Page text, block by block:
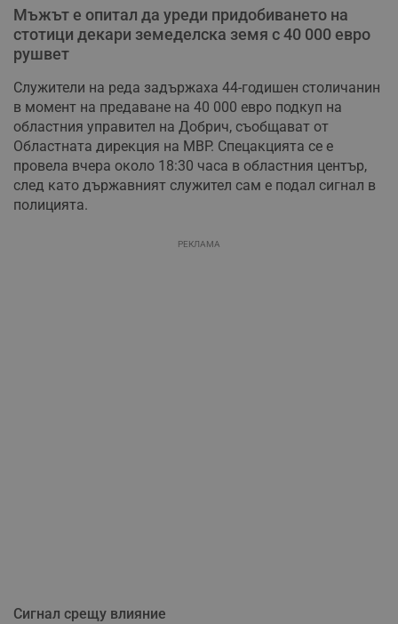
Мъжът е опитал да уреди придобиването на
стотици декари земеделска земя с 40 000 евро
рушвет
Служители на реда задържаха 44-годишен столичанин
в момент на предаване на 40 000 евро подкуп на
областния управител на Добрич, съобщават от
Областната дирекция на МВР. Спецакцията се е
провела вчера около 18:30 часа в областния център,
след като държавният служител сам е подал сигнал в
полицията.
РЕКЛАМА
Сигнал срещу влияние